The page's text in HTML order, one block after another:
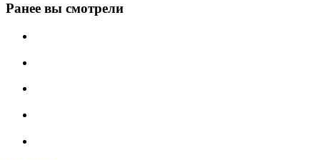
Ранее вы смотрели